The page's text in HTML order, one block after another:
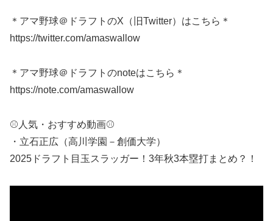
＊アマ野球＠ドラフトのX（旧Twitter）はこちら＊
https://twitter.com/amaswallow
＊アマ野球＠ドラフトのnoteはこちら＊
https://note.com/amaswallow
⚾人気・おすすめ動画⚾
・立石正広（高川学園－創価大学）
2025ドラフト目玉スラッガー！3年秋3本塁打まとめ？！